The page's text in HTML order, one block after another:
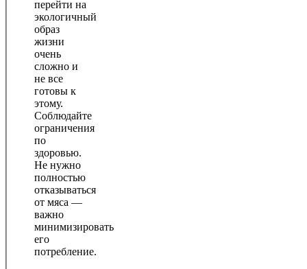
перейти на
экологичный
образ
жизни
очень
сложно и
не все
готовы к
этому.
Соблюдайте
ограничения
по
здоровью.
Не нужно
полностью
отказываться
от мяса —
важно
минимизировать
его
потребление.